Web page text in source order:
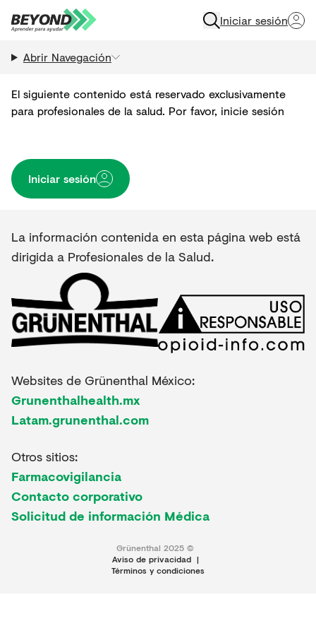
Iniciar sesión
Abrir Navegación
El siguiente contenido está reservado exclusivamente
para profesionales de la salud. Por favor, inicie sesión
Iniciar sesión
La información contenida en esta página web está
dirigida a Profesionales de la Salud.
Websites de Grünenthal México:
Grunenthalhealth.mx
Latam.grunenthal.com
Otros sitios:
Farmacovigilancia
Contacto corporativo
Solicitud de información Médica
Grünenthal 2025 ©
Aviso de privacidad |
Términos y condiciones